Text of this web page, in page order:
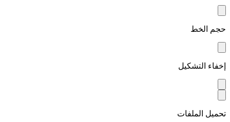
حجم الخط
إخفاء التشكيل
تحميل الملفات